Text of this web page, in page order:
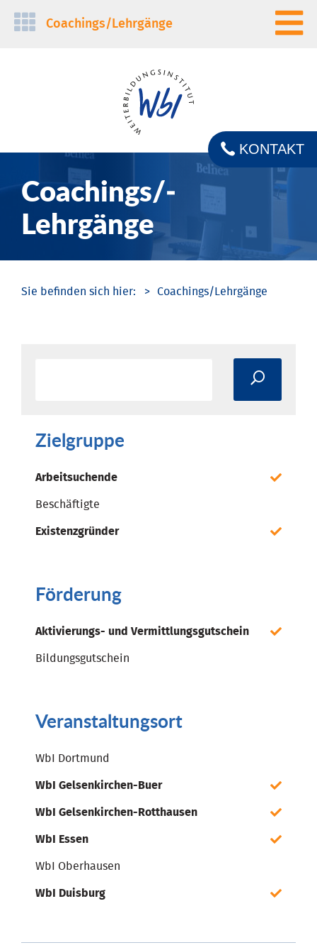
Navigation
Coachings/­Lehrgänge
Coachings/­
Lehrgänge
KONTAKT
Coachings/­Lehrgänge
Zielgruppe
Arbeitsuchende
Beschäftigte
Existenzgründer
Förderung
Aktivierungs- und Vermittlungsgutschein
Bildungsgutschein
Veranstaltungsort
WbI Dortmund
WbI Gelsenkirchen-Buer
WbI Gelsenkirchen-Rotthausen
WbI Essen
WbI Oberhausen
WbI Duisburg